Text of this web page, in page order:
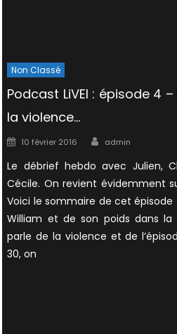
Non Classé
Podcast LiVEI : épisode 4
la violence…
Posted
10 février 2016 Author
admin
Le débrief hebdo avec Julien,
Cécile. On revient évidemment
Voici le sommaire de cet épisode
William et de son poids dans la
parle de la violence et de
30, on